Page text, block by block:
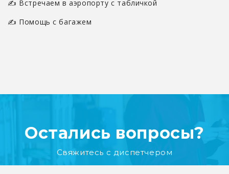
✍ Встречаем в аэропорту с табличкой
✍ Помощь с багажем
Остались вопросы?
Свяжитесь с диспетчером